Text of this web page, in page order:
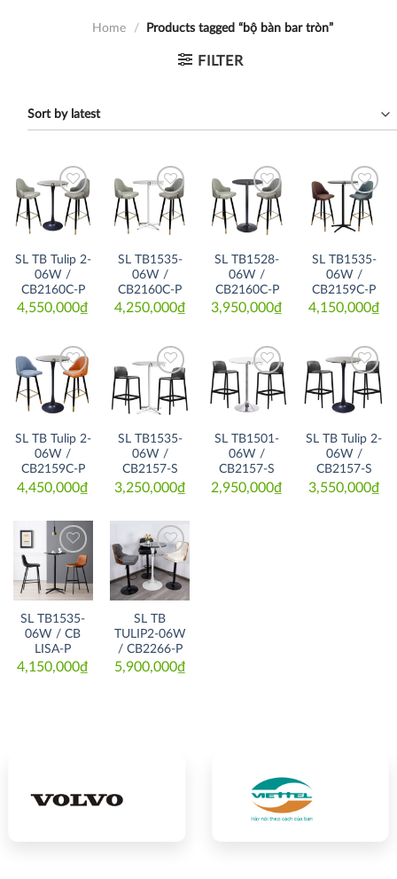
Home / Products tagged “bộ bàn bar tròn”
FILTER
Thích
SL TB Tulip 2-
06W /
CB2160C-P
4,550,000₫
Thích
SL TB1535-
06W /
CB2160C-P
4,250,000₫
Thích
SL TB1528-
06W /
CB2160C-P
3,950,000₫
Thích
SL TB1535-
06W /
CB2159C-P
4,150,000₫
Thích
SL TB Tulip 2-
06W /
CB2159C-P
4,450,000₫
Thích
SL TB1535-
06W /
CB2157-S
3,250,000₫
Thích
SL TB1501-
06W /
CB2157-S
2,950,000₫
Thích
SL TB Tulip 2-
06W /
CB2157-S
3,550,000₫
Thích
SL TB1535-
06W / CB
LISA-P
4,150,000₫
Thích
SL TB
TULIP2-06W
/ CB2266-P
5,900,000₫